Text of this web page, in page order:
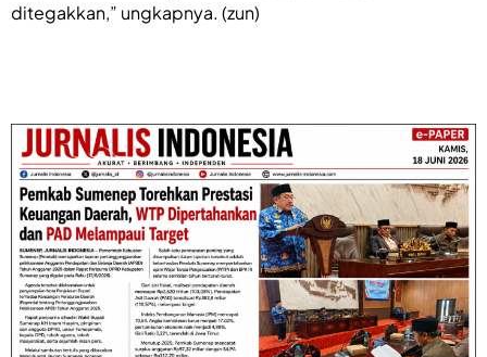
ditegakkan,” ungkapnya. (zun)